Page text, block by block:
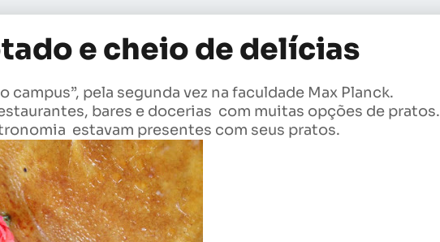
e cheio de delícias
pela segunda vez na faculdade Max Planck.
bares e docerias com muitas opções de pratos.
estavam presentes com seus pratos.